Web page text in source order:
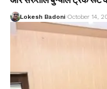
Lokesh Badoni October 14,